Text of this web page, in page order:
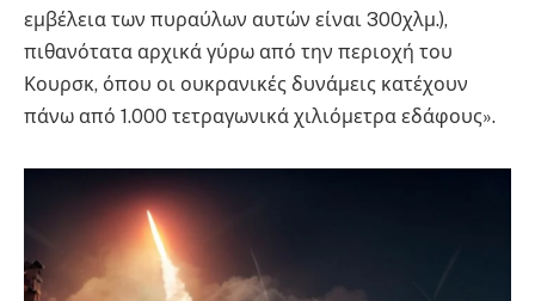
εμβέλεια των πυραύλων αυτών είναι 300χλμ.),
πιθανότατα αρχικά γύρω από την περιοχή του
Κουρσκ, όπου οι ουκρανικές δυνάμεις κατέχουν
πάνω από 1.000 τετραγωνικά χιλιόμετρα εδάφους».